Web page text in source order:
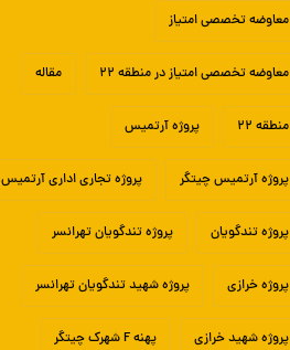
معاوضه تخصصی امتیاز
معاوضه تخصصی امتیاز در منطقه ۲۲ مقاله
منطقه ۲۲ پروژه آرتمیس
پروژه آرتمیس چیتگر پروژه تجاری اداری آرتمیس
پروژه تندگویان پروژه تندگویان تهرانسر
پروژه خرازی پروژه شهید تندگویان تهرانسر
پروژه شهید خرازی پهنه F شهرک چیتگر